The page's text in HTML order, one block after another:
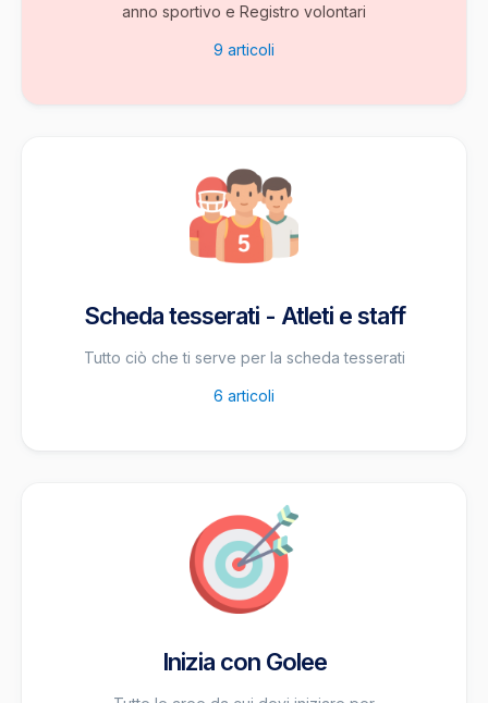
anno sportivo e Registro volontari
9 articoli
Scheda tesserati - Atleti e staff
Tutto ciò che ti serve per la scheda tesserati
6 articoli
Inizia con Golee